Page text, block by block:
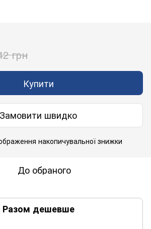
грн
Купити
Замовити швидко
накопичувальної знижки
До обраного
Разом дешевше